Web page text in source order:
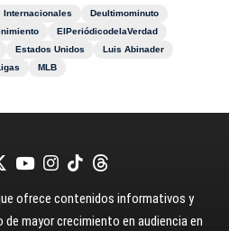
Internacionales
Deultimominuto
ElPeriódicodelaVerdad
Estados Unidos
Luis Abinader
MLB
ofrece contenidos informativos y
mayor crecimiento en audiencia en